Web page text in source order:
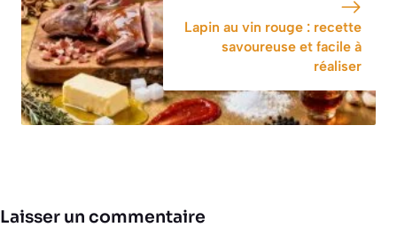
Lapin au vin rouge : recette
savoureuse et facile à
réaliser
Laisser un commentaire